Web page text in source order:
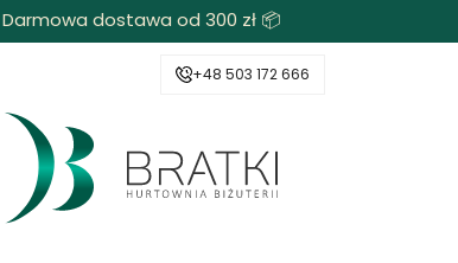
Darmowa dostawa od 300 zł 📦
+48 503 172 666